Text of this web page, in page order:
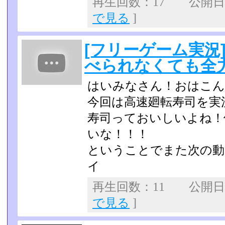
で見る ]
[フリーゲーム実
べられなくても全
はいみなさん！おはこ
今回は高速廻転寿司を
寿司っておいしいよね
いな！！！
ということでまた次の
イ
再生回数：11 公開
で見る ]